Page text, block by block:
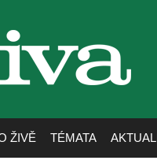
živa
ŽIVĚ TÉMATA